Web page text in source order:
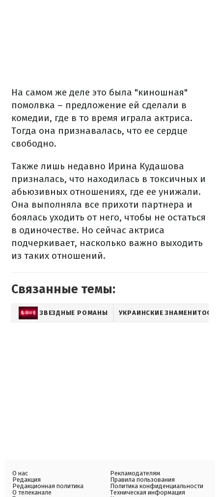
На самом же деле это была "киношная"
помолвка – предложение ей сделали в
комедии, где в то время играла актриса.
Тогда она признавалась, что ее сердце
свободно.
Также лишь недавно Ирина Кудашова
призналась, что находилась в токсичных и
абьюзивных отношениях, где ее унижали.
Она выполняла все прихоти партнера и
боялась уходить от него, чтобы не остаться
в одиночестве. Но сейчас актриса
подчеркивает, насколько важно выходить
из таких отношений.
Связанные темы:
ЗВЕЗДНЫЕ РОМАНЫ УКРАИНСКИЕ ЗНАМЕНИТОСТИ
О нас
Редакция
Редакционная политика
О телеканале
Рекламодателям
Правила пользования
Политика конфиденциальности
Техническая информация